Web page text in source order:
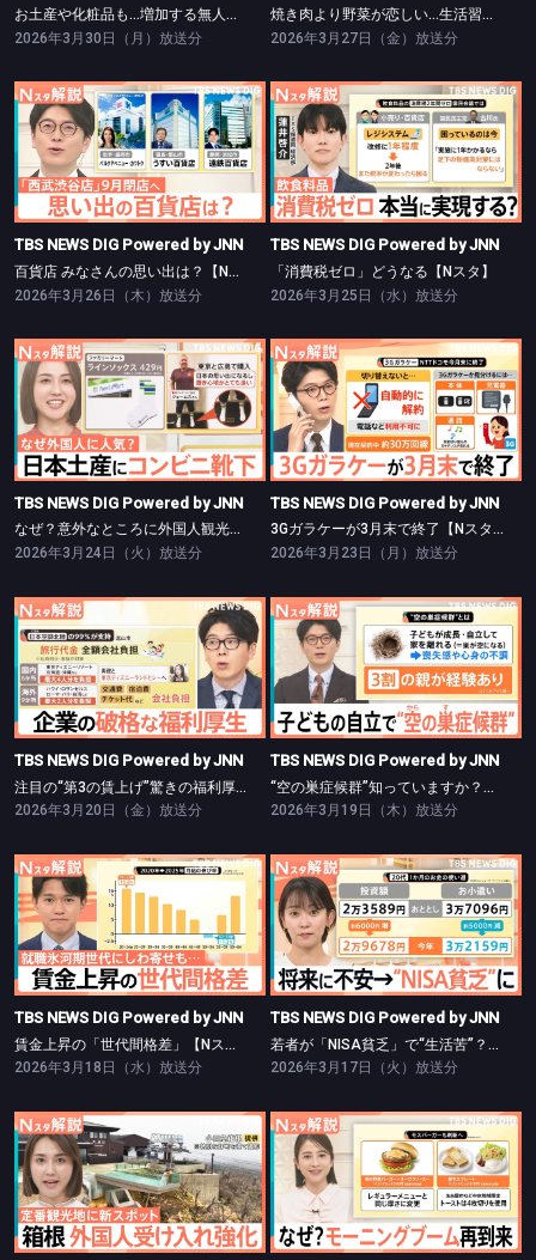
お土産や化粧品も…増加する無人店舗【Nスタ】
2026年3月30日（月）放送分
焼き肉より野菜が恋しい…生活習慣の転換点【Nスタ】
2026年3月27日（金）放送分
TBS NEWS DIG Powered by JNN
百貨店 みなさんの思い出は？【Nスタ】
TBS NEWS DIG Powered by JNN
百貨店 みなさんの思い出は？【Nスタ】
2026年3月26日（木）放送分
TBS NEWS DIG Powered by JNN
「消費税ゼロ」どうなる【Nスタ】
TBS NEWS DIG Powered by JNN
「消費税ゼロ」どうなる【Nスタ】
2026年3月25日（水）放送分
TBS NEWS DIG Powered by JNN
なぜ？意外なところに外国人観光客【Nスタ】
TBS NEWS DIG Powered by JNN
なぜ？意外なところに外国人観光客【Nスタ】
2026年3月24日（火）放送分
TBS NEWS DIG Powered by JNN
3Gガラケーが3月末で終了【Nスタ】
TBS NEWS DIG Powered by JNN
3Gガラケーが3月末で終了【Nスタ】
2026年3月23日（月）放送分
TBS NEWS DIG Powered by JNN
注目の“第3の賃上げ”驚きの福利厚生【Nスタ】
TBS NEWS DIG Powered by JNN
注目の“第3の賃上げ”驚きの福利厚生【Nスタ】
2026年3月20日（金）放送分
TBS NEWS DIG Powered by JNN
“空の巣症候群”知っていますか？【Nスタ】
TBS NEWS DIG Powered by JNN
“空の巣症候群”知っていますか？【Nスタ】
2026年3月19日（木）放送分
TBS NEWS DIG Powered by JNN
賃金上昇の「世代間格差」【Nスタ】
TBS NEWS DIG Powered by JNN
賃金上昇の「世代間格差」【Nスタ】
2026年3月18日（水）放送分
TBS NEWS DIG Powered by JNN
若者が「NISA貧乏」で“生活苦”？【Nスタ】
TBS NEWS DIG Powered by JNN
若者が「NISA貧乏」で“生活苦”？【Nスタ】
2026年3月17日（火）放送分
TBS NEWS DIG Powered by JNN
箱根や軽井沢…人気観光地の新戦略【Nスタ】
TBS NEWS DIG Powered by JNN
朝だとお得？「モーニングブーム」再到来【Nスタ】